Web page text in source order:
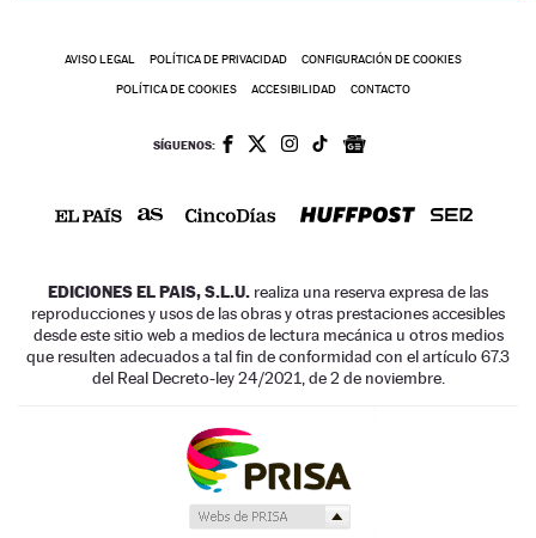
AVISO LEGAL POLÍTICA DE PRIVACIDAD CONFIGURACIÓN DE COOKIES
POLÍTICA DE COOKIES ACCESIBILIDAD CONTACTO
SÍGUENOS:
EDICIONES EL PAIS, S.L.U. realiza una reserva expresa de las
reproducciones y usos de las obras y otras prestaciones accesibles
desde este sitio web a medios de lectura mecánica u otros medios
que resulten adecuados a tal fin de conformidad con el artículo 67.3
del Real Decreto-ley 24/2021, de 2 de noviembre.